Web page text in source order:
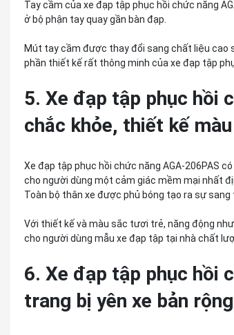
Tay cầm của xe đạp tập phục hồi chức năng
ở bộ phận tay quay gần bàn đạp.
Mút tay cầm được thay đổi sang chất liệu cao
phần thiết kế rất thông minh của xe đạp tập
5. Xe đạp tập phục hồi
chắc khỏe, thiết kế
Xe đạp tập phục hồi chức năng AGA-206PAS
cho người dùng một cảm giác mềm mại nhất
Toàn bộ thân xe được phủ bóng tạo ra sự sang
Với thiết kế và màu sắc tươi trẻ, năng động
cho người dùng mẫu xe đạp tập tại nhà chất
6. Xe đạp tập phục hồi
trang bị yên xe bản rộng